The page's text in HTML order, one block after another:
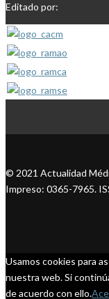
Editado por:
© 2021 Actualidad
Impreso: 0365-7965.
Usamos cookies para
nuestra web. Si
de acuerdo con ello.